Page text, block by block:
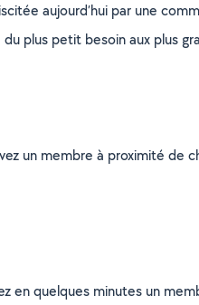
aujourd’hui par une
plus petit besoin aux plus
un membre à proximité de
en quelques minutes un